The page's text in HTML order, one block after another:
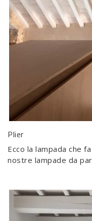
Plier
Ecco la lampada che
nostre lampade da